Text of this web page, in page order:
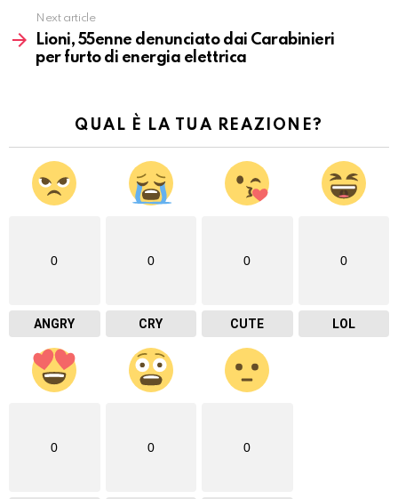
Next article
Lioni, 55enne denunciato dai Carabinieri
per furto di energia elettrica
QUAL È LA TUA REAZIONE?
0
ANGRY
0
CRY
0
CUTE
0
LOL
0 0 0